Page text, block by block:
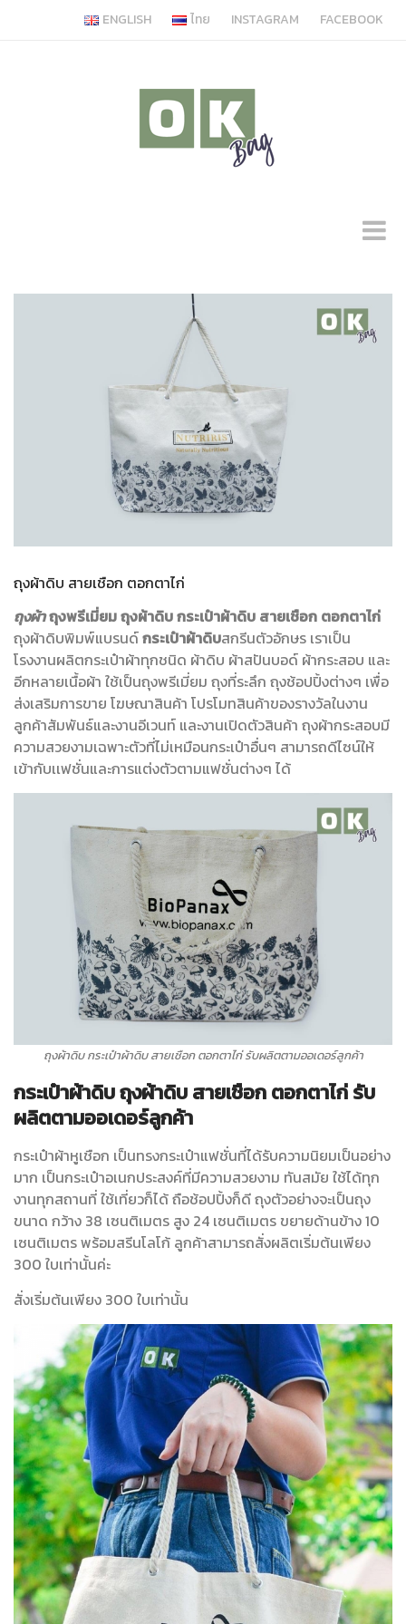
ENGLISH ไทย INSTAGRAM FACEBOOK
ถุงผ้าดิบ สายเชือก ตอกตาไก่
ถุงผ้าถุงพรีเมี่ยมถุงผ้าดิบ กระเป๋าผ้าดิบ สายเชือก ตอกตาไก่
ถุงผ้าดิบพิมพ์แบรนด์กระเป๋าผ้าดิบสกรีนตัวอักษร เราเป็น
โรงงานผลิตกระเป๋าผ้าทุกชนิด ผ้าดิบ ผ้าสปันบอด์ ผ้ากระสอบ และ
อีกหลายเนื้อผ้า ใช้เป็นถุงพรีเมี่ยม ถุงที่ระลึก ถุงช้อปปิ้งต่างๆ เพื่อ
ส่งเสริมการขาย โฆษณาสินค้า โปรโมทสินค้าของรางวัลในงาน
ลูกค้าสัมพันธ์และงานอีเวนท์ และงานเปิดตัวสินค้า ถุงผ้ากระสอบมี
ความสวยงามเฉพาะตัวที่ไม่เหมือนกระเป๋าอื่นๆ สามารถดีไซน์ให้
เข้ากับเเฟชั่นและการแต่งตัวตามแฟชั่นต่างๆ ได้
ถุงผ้าดิบ กระเป๋าผ้าดิบ สายเชือก ตอกตาไก่ รับผลิตตามออเดอร์ลูกค้า
กระเป๋าผ้าดิบ ถุงผ้าดิบ สายเชือก ตอกตาไก่ รับ
ผลิตตามออเดอร์ลูกค้า
กระเป๋าผ้าหูเชือก เป็นทรงกระเป๋าแฟชั่นที่ได้รับความนิยมเป็นอย่าง
มาก เป็นกระเป๋าอเนกประสงค์ที่มีความสวยงาม ทันสมัย ใช้ได้ทุก
งานทุกสถานที่ ใช้เที่ยวก็ได้ ถือช้อปปิ้งก็ดี ถุงตัวอย่างจะเป็นถุง
ขนาด กว้าง 38 เซนติเมตร สูง 24 เซนติเมตร ขยายด้านข้าง 10
เซนติเมตร พร้อมสรีนโลโก้ ลูกค้าสามารถสั่งผลิตเริ่มต้นเพียง
300 ใบเท่านั้นค่ะ
สั่งเริ่มต้นเพียง 300 ใบเท่านั้น